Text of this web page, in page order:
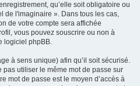
qu’elle soit obligatoire ou
de l'imaginaire ». Dans tous les cas,
de votre compte sera affichée
vous pouvez souscrire ou non à
logiciel phpBB.
à sens unique) afin qu’il soit sécurisé.
utiliser le même mot de passe sur
mot de passe est le moyen d’accès à